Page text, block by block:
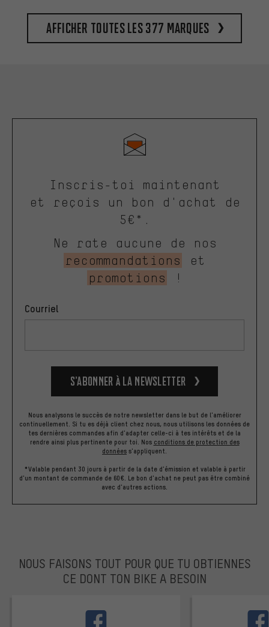
Afficher toutes les 377 marques
Inscris-toi maintenant
et reçois un bon d'achat de
5€*.
Ne rate aucune de nos
recommandations
et
promotions
!
Courriel
S’abonner à la newsletter
Nous analysons le succès de notre newsletter dans le but de l'améliorer
continuellement. Si tu es déjà client chez nous, nous utilisons les données de
tes dernières commandes afin d'adapter celle-ci à tes intérêts et de la
rendre ainsi plus pertinente pour toi. Nos conditions de protection des
données s'appliquent.
*Valable pendant 30 jours à partir de la date d'émission et valable à partir
d'un montant de commande de 60€. Le bon d'achat ne peut pas être combiné
avec d'autres actions.
NOUS FAISONS TOUT POUR QUE TU OBTIENNES
CE DONT TON BIKE A BESOIN